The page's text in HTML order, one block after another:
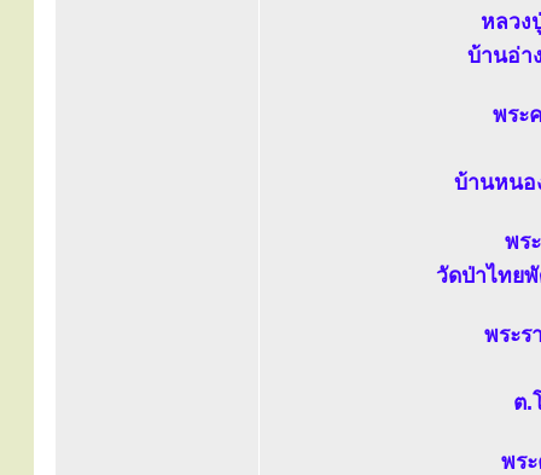
หลวง
บ้านอ่า
พระ
บ้านหนอ
พร
วัดป่าไทย
พระร
ต.
พร